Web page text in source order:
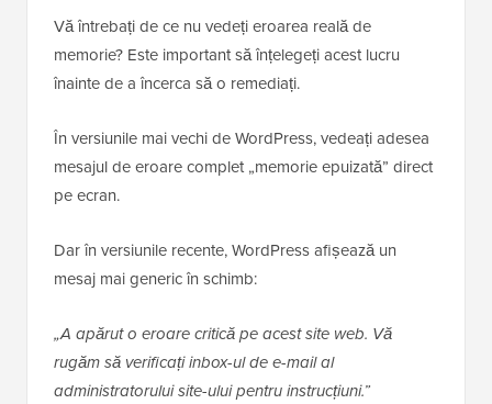
Vă întrebați de ce nu vedeți eroarea reală de
memorie? Este important să înțelegeți acest lucru
înainte de a încerca să o remediați.
În versiunile mai vechi de WordPress, vedeați adesea
mesajul de eroare complet „memorie epuizată” direct
pe ecran.
Dar în versiunile recente, WordPress afișează un
mesaj mai generic în schimb:
„A apărut o eroare critică pe acest site web. Vă
rugăm să verificați inbox-ul de e-mail al
administratorului site-ului pentru instrucțiuni.”